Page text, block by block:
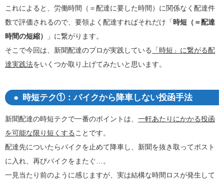
これによると、労働時間（＝配達に要した時間）に関係なく配達件
数で評価されるので、要領よく配達すればそれだけ「 時短（＝配達
時間の短縮）
」に繋がります。
そこで今回は、新聞配達のプロが実践している
「時短」に繋がる配
達実践法をいくつか取り上げてみたいと思います。
時短テク①：バイクから降車しない投函手法
新聞配達の時短テクで一番のポイントは、 一軒あたりにかかる投函
を可能な限り短くする ことです。
配達先についたらバイクを止めて降車し、新聞を抜き取ってポスト
に入れ、再びバイクをまたぐ…。
一見当たり前のように感じますが、実は結構な時間ロスが発生して